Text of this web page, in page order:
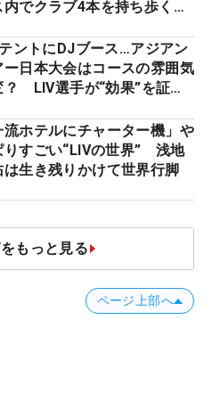
内でクラブ4本を持ち歩く理
ントにDJブース…アジアン
ー日本大会はコースの雰囲気
？ LIV選手が“効果”を証言
流ホテルにチャーター機」や
りすごい“LIVの世界” 浅地
は生き残りかけて世界行脚
もっと見る
ページ上部へ